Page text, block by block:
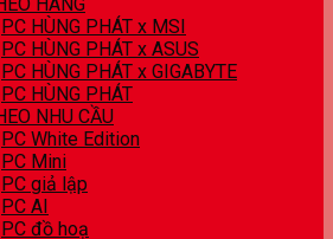
PC HÙNG PHÁT x MSI
PC HÙNG PHÁT x ASUS
PC HÙNG PHÁT x GIGABYTE
PC HÙNG PHÁT
NHU CẦU
PC White Edition
PC Mini
PC giả lập
PC AI
PC đồ hoạ